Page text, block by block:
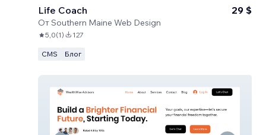
Life Coach
ОтSouthern Maine Web Design
29 $
5,0(1) 127
CMS Блог